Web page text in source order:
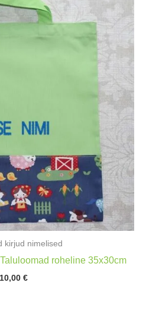
kirjud nimelised
roheline 35x30cm
10,00 €